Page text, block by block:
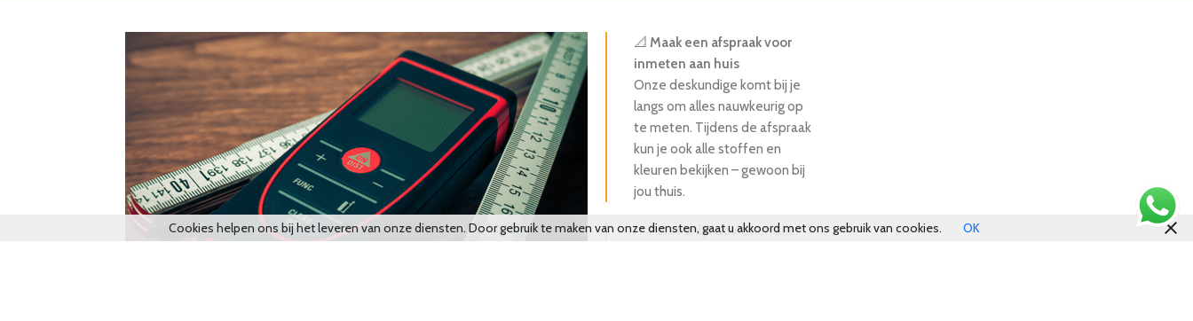
📐 Maak een afspraak voor
inmeten aan huis
Onze deskundige komt bij je
langs om alles nauwkeurig op
te meten. Tijdens de afspraak
kun je ook alle stoffen en
kleuren bekijken – gewoon bij
jou thuis.
✅ Persoonlijk advies en alle
Cookies helpen ons bij het leveren van onze diensten. Door gebruik te maken van onze diensten, gaat u akkoord met ons gebruik van cookies. OK